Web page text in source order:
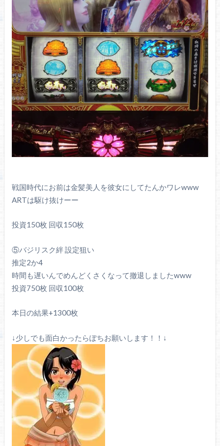
戦国時代にお前は金髪美人を彼女にしてたんかワレwww
ARTは駆け抜けーー
投資150枚 回収150枚
⑤バジリスク絆 設定狙い
推定2か4
時間も遅いんでめんどくさくなって撤退しましたwww
投資750枚 回収100枚
本日の結果+1300枚
↓少しでも面白かったらぽちお願いします！！↓